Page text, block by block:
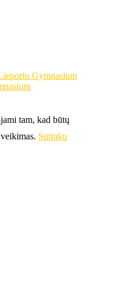
Gymnasium
tam, kad būtų
Sutinku